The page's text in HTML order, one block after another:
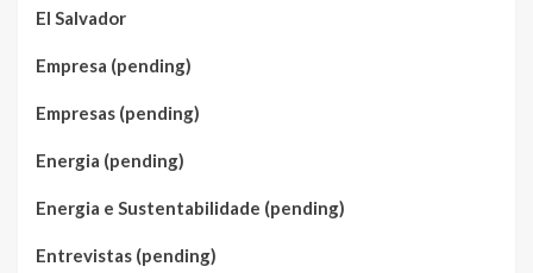
El Salvador
Empresa (pending)
Empresas (pending)
Energia (pending)
Energia e Sustentabilidade (pending)
Entrevistas (pending)